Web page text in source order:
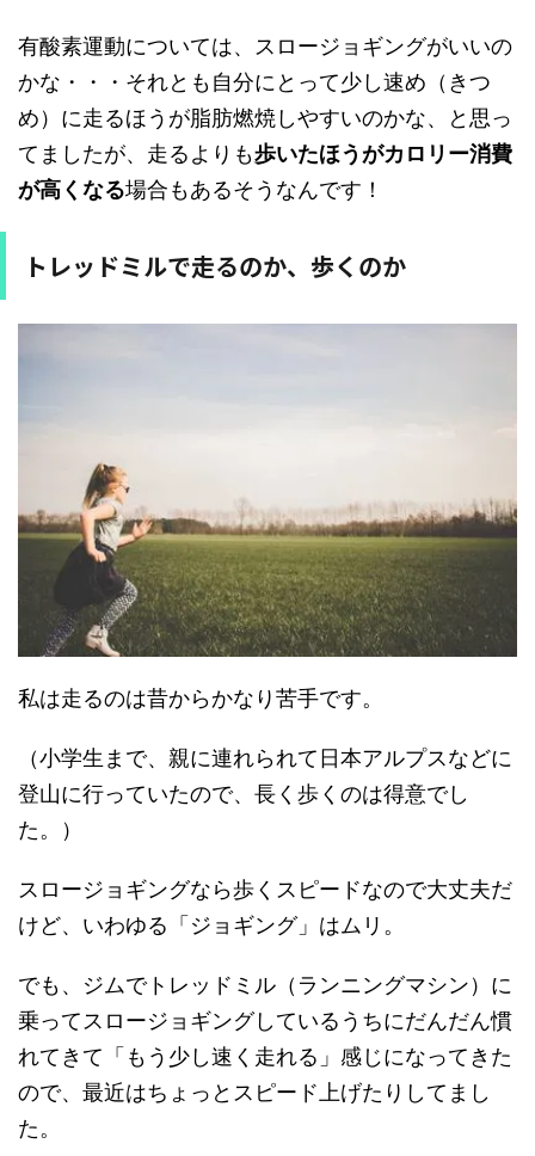
有酸素運動については、スロージョギングがいいの
かな・・・それとも自分にとって少し速め（きつ
め）に走るほうが脂肪燃焼しやすいのかな、と思っ
てましたが、走るよりも歩いたほうがカロリー消費
が高くなる場合もあるそうなんです！
トレッドミルで走るのか、歩くのか
私は走るのは昔からかなり苦手です。
（小学生まで、親に連れられて日本アルプスなどに
登山に行っていたので、長く歩くのは得意でし
た。）
スロージョギングなら歩くスピードなので大丈夫だ
けど、いわゆる「ジョギング」はムリ。
でも、ジムでトレッドミル（ランニングマシン）に
乗ってスロージョギングしているうちにだんだん慣
れてきて「もう少し速く走れる」感じになってきた
ので、最近はちょっとスピード上げたりしてまし
た。